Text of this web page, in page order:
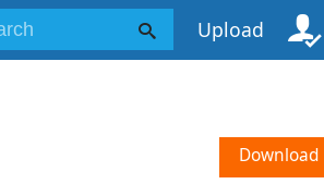
Upload
Download